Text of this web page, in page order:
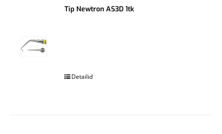
Tip Newtron AS3D 1tk
Detailid